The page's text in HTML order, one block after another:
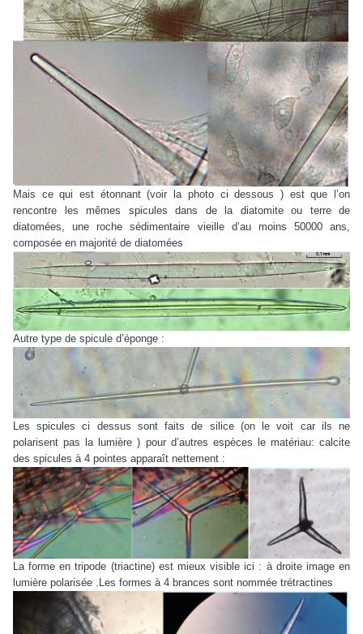
Mais ce qui est étonnant (voir la photo ci dessous ) est que l’on
rencontre les mêmes spicules dans de la diatomite ou terre de
diatomées, une roche sédimentaire vieille d’au moins 50000 ans,
composée en majorité de diatomées
Autre type de spicule d’éponge :
Les spicules ci dessus sont faits de silice (on le voit car ils ne
polarisent pas la lumière ) pour d’autres espèces le matériau: calcite
des spicules à 4 pointes apparaît nettement :
La forme en tripode (triactine) est mieux visible ici : à droite image en
lumière polarisée .Les formes à 4 brances sont nommée trétractines